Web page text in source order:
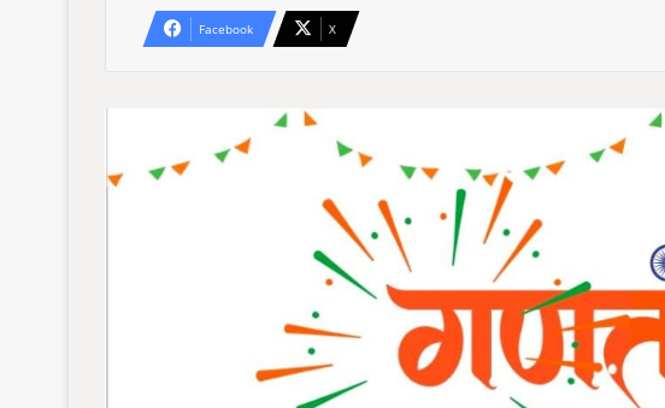
Facebook X